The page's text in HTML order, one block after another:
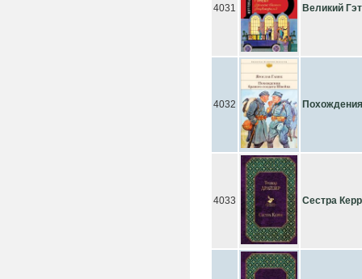
4031 Великий
4032
4033 Сестра